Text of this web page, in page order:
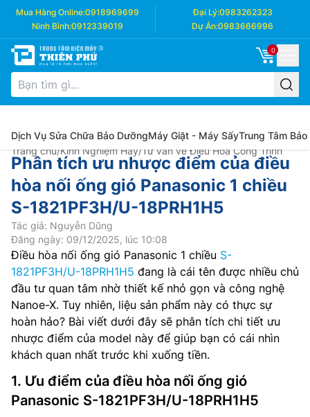
Mua Hàng Online:0918969699 Đại Lý:0983262323
Ninh Bình:0912339019 Dự Án:0983666996
0
Dịch Vụ Sửa Chữa Bảo DưỡngMáy Giặt - Máy SấyTrung Tâm Bảo
Trang chủ/Kinh Nghiệm Hay/Tư vấn về Điều Hòa Công Trình
Phân tích ưu nhược điểm của điều
hòa nối ống gió Panasonic 1 chiều
S-1821PF3H/U-18PRH1H5
Tác giả: Nguyễn Dũng
Đăng ngày: 09/12/2025, lúc 10:08
Điều hòa nối ống gió Panasonic 1 chiều S-
1821PF3H/U-18PRH1H5 đang là cái tên được nhiều chủ
đầu tư quan tâm nhờ thiết kế nhỏ gọn và công nghệ
Nanoe-X. Tuy nhiên, liệu sản phẩm này có thực sự
hoàn hảo? Bài viết dưới đây sẽ phân tích chi tiết ưu
nhược điểm của model này để giúp bạn có cái nhìn
khách quan nhất trước khi xuống tiền.
1. Ưu điểm của điều hòa nối ống gió
Panasonic S-1821PF3H/U-18PRH1H5